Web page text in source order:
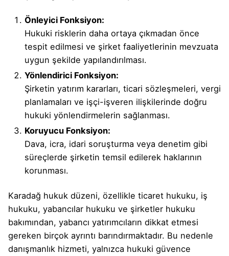
Önleyici Fonksiyon:
Hukuki risklerin daha ortaya çıkmadan önce
tespit edilmesi ve şirket faaliyetlerinin mevzuata
uygun şekilde yapılandırılması.
Yönlendirici Fonksiyon:
Şirketin yatırım kararları, ticari sözleşmeleri, vergi
planlamaları ve işçi-işveren ilişkilerinde doğru
hukuki yönlendirmelerin sağlanması.
Koruyucu Fonksiyon:
Dava, icra, idari soruşturma veya denetim gibi
süreçlerde şirketin temsil edilerek haklarının
korunması.
Karadağ hukuk düzeni, özellikle ticaret hukuku, iş
hukuku, yabancılar hukuku ve şirketler hukuku
bakımından, yabancı yatırımcıların dikkat etmesi
gereken birçok ayrıntı barındırmaktadır. Bu nedenle
danışmanlık hizmeti, yalnızca hukuki güvence